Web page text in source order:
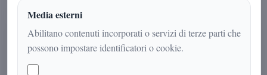
Ascolta o avvia la sintesi
Se l'articolo non ha un audio dedicato puoi avviare la
Media esterni
Abilitano contenuti incorporati o servizi di terze parti che
possono impostare identificatori o cookie.